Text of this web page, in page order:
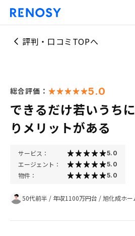
評判・口コミTOPへ
総合評価： 5.0
できるだけ若いうち
りメリットがある
サービス： 5.0
エージェント： 5.0
物件： 5.0
50代前半 / 年収1100万円台 /旭化成ホー